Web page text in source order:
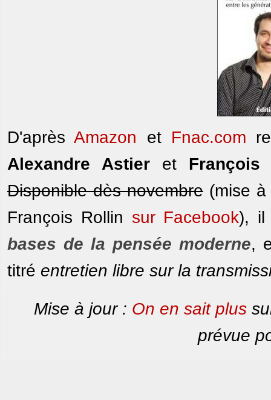
D'aprèsAmazon et Fnac.com
Alexandre Astieret François
Disponible dès novembre(mise à
François Rollin sur Facebook), il
bases de la pensée moderne,
titré entretien libre sur la
Mise à jour : On en sait plus
prévue